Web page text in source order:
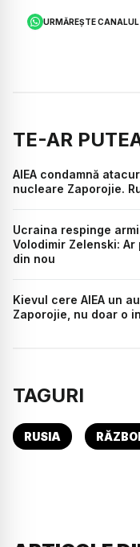
URMĂREȘTE
TE-AR
AIEA condamnă
nucleare Zaporojie.
Ucraina respinge
Volodimir Zelenski:
din nou
Kievul cere AIEA un
Zaporojie, nu doar o
TAGURI
RUSIA